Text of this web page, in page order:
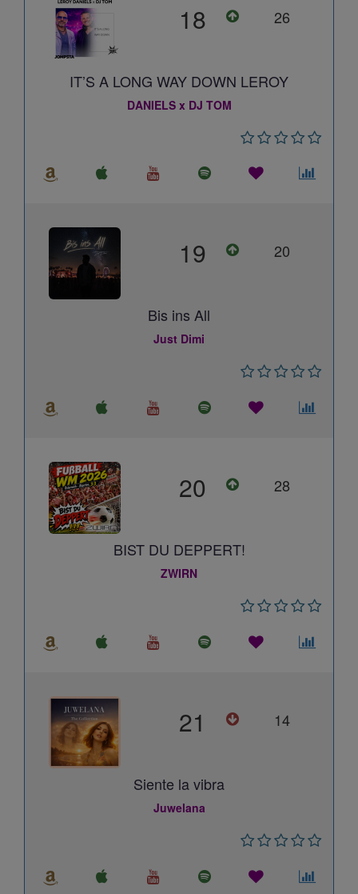
18 26
IT’S A LONG WAY DOWN LEROY
DANIELS x DJ TOM
19 20
Bis ins All
Just Dimi
20 28
BIST DU DEPPERT!
ZWIRN
21 14
Siente la vibra
Juwelana